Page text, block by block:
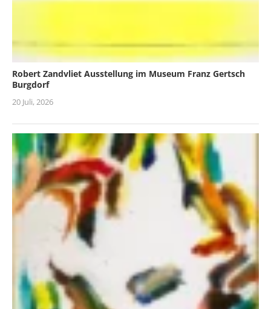
Robert Zandvliet Ausstellung im Museum Franz Gertsch
Burgdorf
20 Juli, 2026